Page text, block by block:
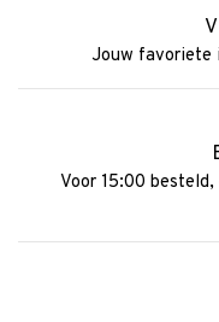
Jouw favoriete
Voor 15:00